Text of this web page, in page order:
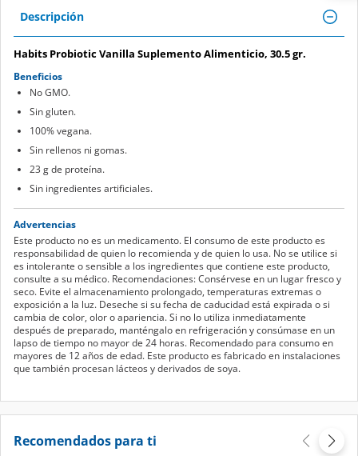
Descripción
Habits Probiotic Vanilla Suplemento Alimenticio, 30.5 gr.
Beneficios
No GMO.
Sin gluten.
100% vegana.
Sin rellenos ni gomas.
23 g de proteína.
Sin ingredientes artificiales.
Advertencias
Este producto no es un medicamento. El consumo de este producto es
responsabilidad de quien lo recomienda y de quien lo usa. No se utilice si
es intolerante o sensible a los ingredientes que contiene este producto,
consulte a su médico. Recomendaciones: Consérvese en un lugar fresco y
seco. Evite el almacenamiento prolongado, temperaturas extremas o
exposición a la luz. Deseche si su fecha de caducidad está expirada o si
cambia de color, olor o apariencia. Si no lo utiliza inmediatamente
después de preparado, manténgalo en refrigeración y consúmase en un
lapso de tiempo no mayor de 24 horas. Recomendado para consumo en
mayores de 12 años de edad. Este producto es fabricado en instalaciones
que también procesan lácteos y derivados de soya.
Recomendados para ti